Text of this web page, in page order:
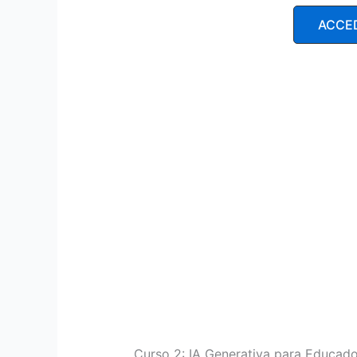
Curso 2: IA Generativa para